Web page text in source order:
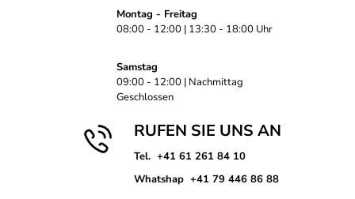
Montag - Freitag
08:00 - 12:00 | 13:30 - 18:00 Uhr
Samstag
09:00 - 12:00 | Nachmittag
Geschlossen
RUFEN SIE UNS AN
Tel. +41 61 261 84 10
Whatshap +41 79 446 86 88